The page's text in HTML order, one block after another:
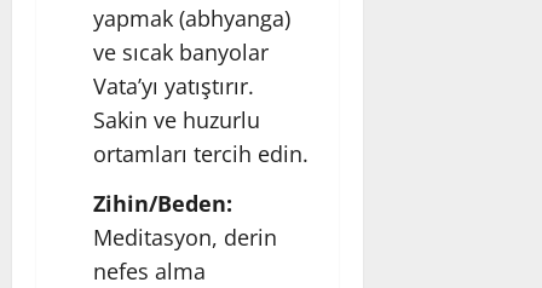
yapmak (abhyanga)
ve sıcak banyolar
Vata’yı yatıştırır.
Sakin ve huzurlu
ortamları tercih edin.
Zihin/Beden:
Meditasyon, derin
nefes alma